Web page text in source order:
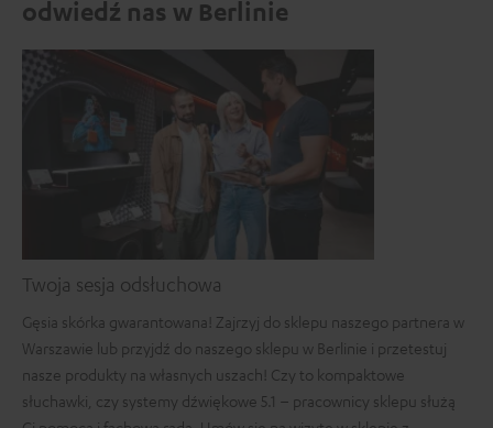
odwiedź nas w Berlinie
Twoja sesja odsłuchowa
Gęsia skórka gwarantowana! Zajrzyj do sklepu naszego partnera w
Warszawie lub przyjdź do naszego sklepu w Berlinie i przetestuj
nasze produkty na własnych uszach! Czy to kompaktowe
słuchawki, czy systemy dźwiękowe 5.1 – pracownicy sklepu służą